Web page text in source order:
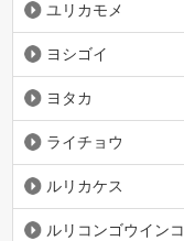
ユリカモメ
ヨシゴイ
ヨタカ
ライチョウ
ルリカケス
ルリコンゴウインコ